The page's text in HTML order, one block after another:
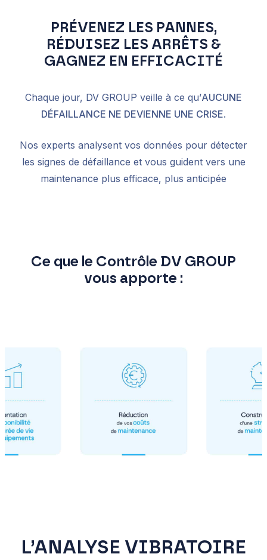
PRÉVENEZ LES PANNES,
RÉDUISEZ LES ARRÊTS &
GAGNEZ EN EFFICACITÉ
Chaque jour, DV GROUP veille à ce qu’AUCUNE
DÉFAILLANCE NE DEVIENNE UNE CRISE.
Nos experts analysent vos données pour détecter
les signes de défaillance et vous guident vers une
maintenance plus efficace, plus anticipée
Ce que le Contrôle DV GROUP
vous apporte :
L’ANALYSE VIBRATOIRE